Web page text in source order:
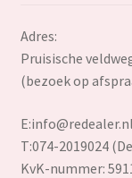
Adres:
Pruisische
(bezoek op
E:info@redealer.nl
T:074-2019024
KvK-nummer: